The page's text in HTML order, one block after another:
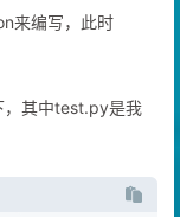
来编写，此时
，其中test.py是我